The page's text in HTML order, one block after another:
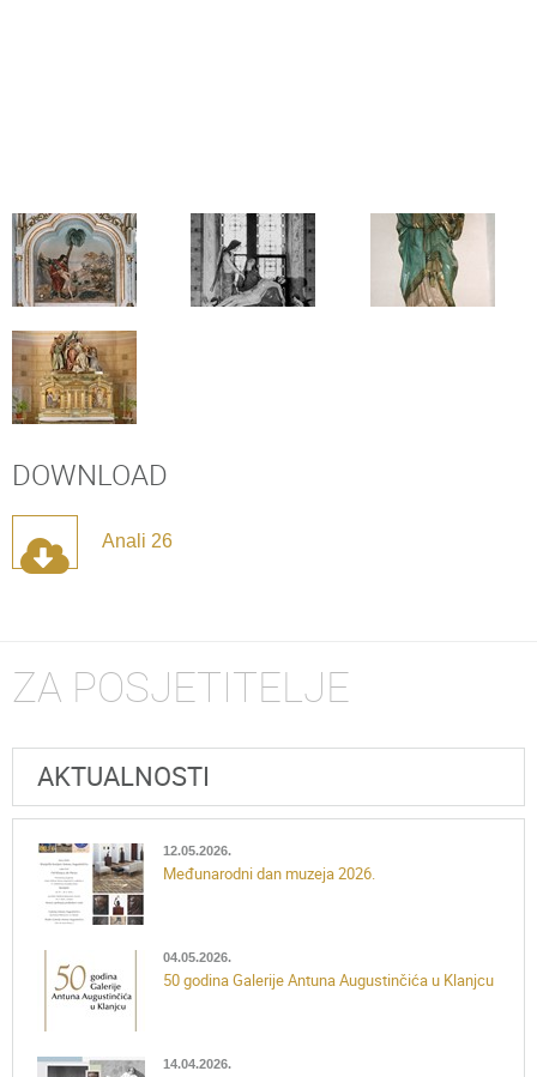
DOWNLOAD
Anali 26
ZA POSJETITELJE
AKTUALNOSTI
12.05.2026.
Međunarodni dan muzeja 2026.
04.05.2026.
50 godina Galerije Antuna Augustinčića u Klanjcu
14.04.2026.